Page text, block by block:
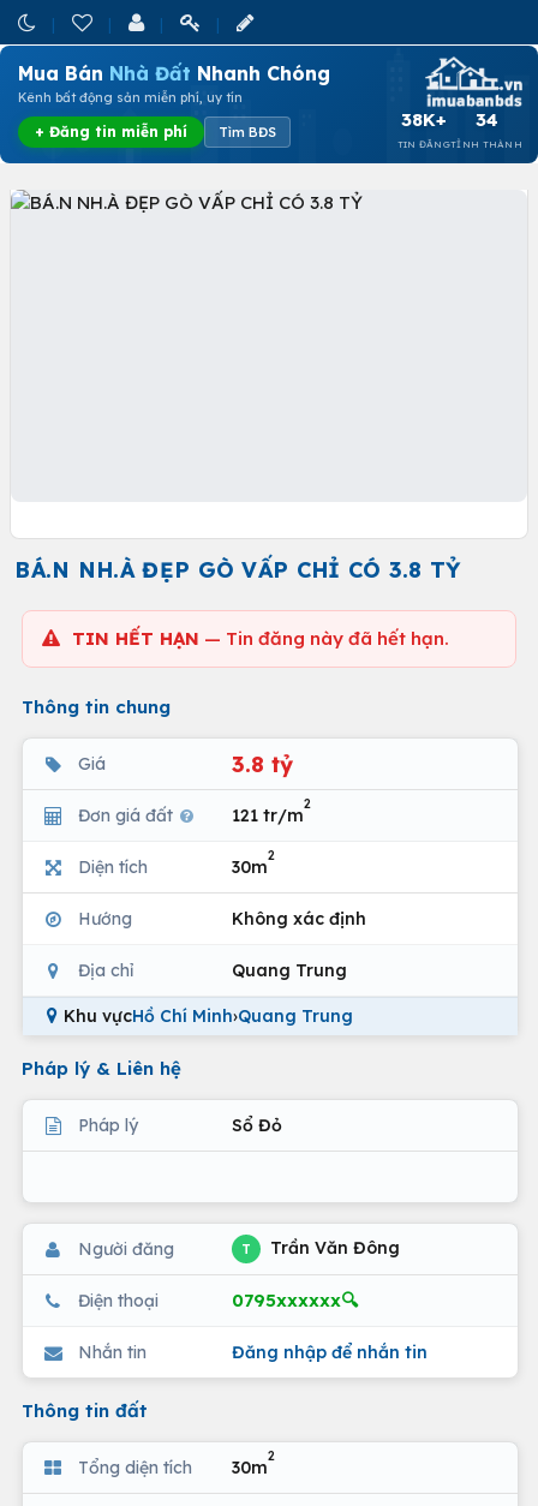
Mua Bán Nhà Đất Nhanh Chóng
Kênh bất động sản miễn phí, uy tín
+ Đăng tin miễn phí Tìm BĐS
38K+
TIN ĐĂNG
34
TỈNH THÀNH
BÁ.N NH.À ĐẸP GÒ VẤP CHỈ CÓ 3.8 TỶ
TIN HẾT HẠN — Tin đăng này đã hết hạn.
Thông tin chung
Giá 3.8 tỷ
Đơn giá đất 121 tr/m
2
Diện tích 30m
2
Hướng Không xác định
Địa chỉ Quang Trung
Khu vựcHồ Chí Minh›Quang Trung
Pháp lý & Liên hệ
Pháp lý Sổ Đỏ
Người đăng T Trần Văn Đông
Điện thoại 0795xxxxxx🔍
Nhắn tin Đăng nhập để nhắn tin
Thông tin đất
Tổng diện tích 30m
2